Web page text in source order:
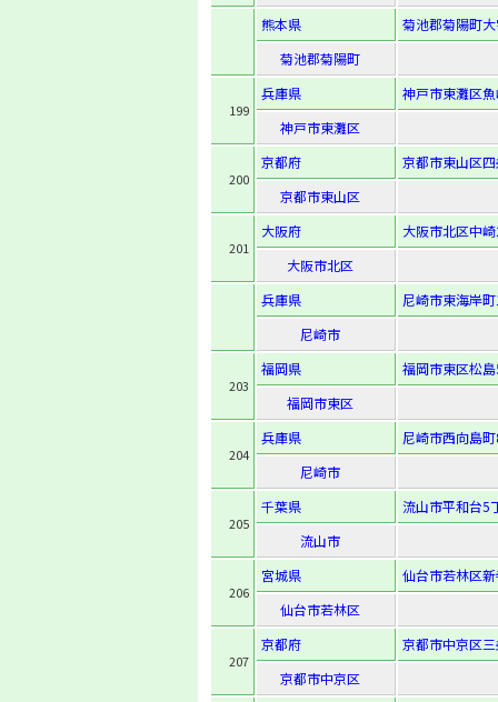
熊本県
菊池郡菊陽町
菊池郡菊陽町
199
兵庫県
神戸市東灘区
神戸市東灘区
200
京都府
京都市東山区
京都市東山区
201
大阪府
大阪市北区中
大阪市北区
兵庫県
尼崎市東海岸
尼崎市
203
福岡県
福岡市東区松
福岡市東区
204
兵庫県
尼崎市西向島
尼崎市
205
千葉県
流山市平和台5
流山市
206
宮城県
仙台市若林区
仙台市若林区
207
京都府
京都市中京区
京都市中京区